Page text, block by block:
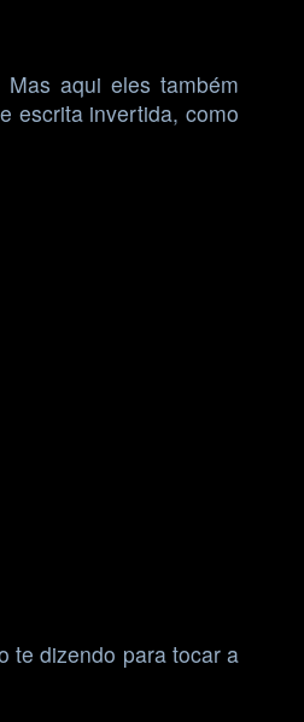
aqui eles também
escrita invertida, como
te dizendo para tocar a